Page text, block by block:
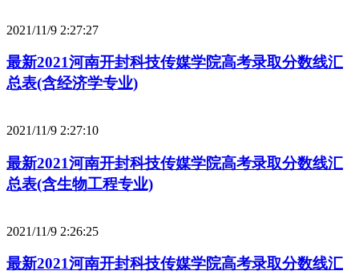
2021/11/9 2:27:27
最新2021河南开封科技传媒学院高考录取分数线汇
总表(含经济学专业)
2021/11/9 2:27:10
最新2021河南开封科技传媒学院高考录取分数线汇
总表(含生物工程专业)
2021/11/9 2:26:25
最新2021河南开封科技传媒学院高考录取分数线汇